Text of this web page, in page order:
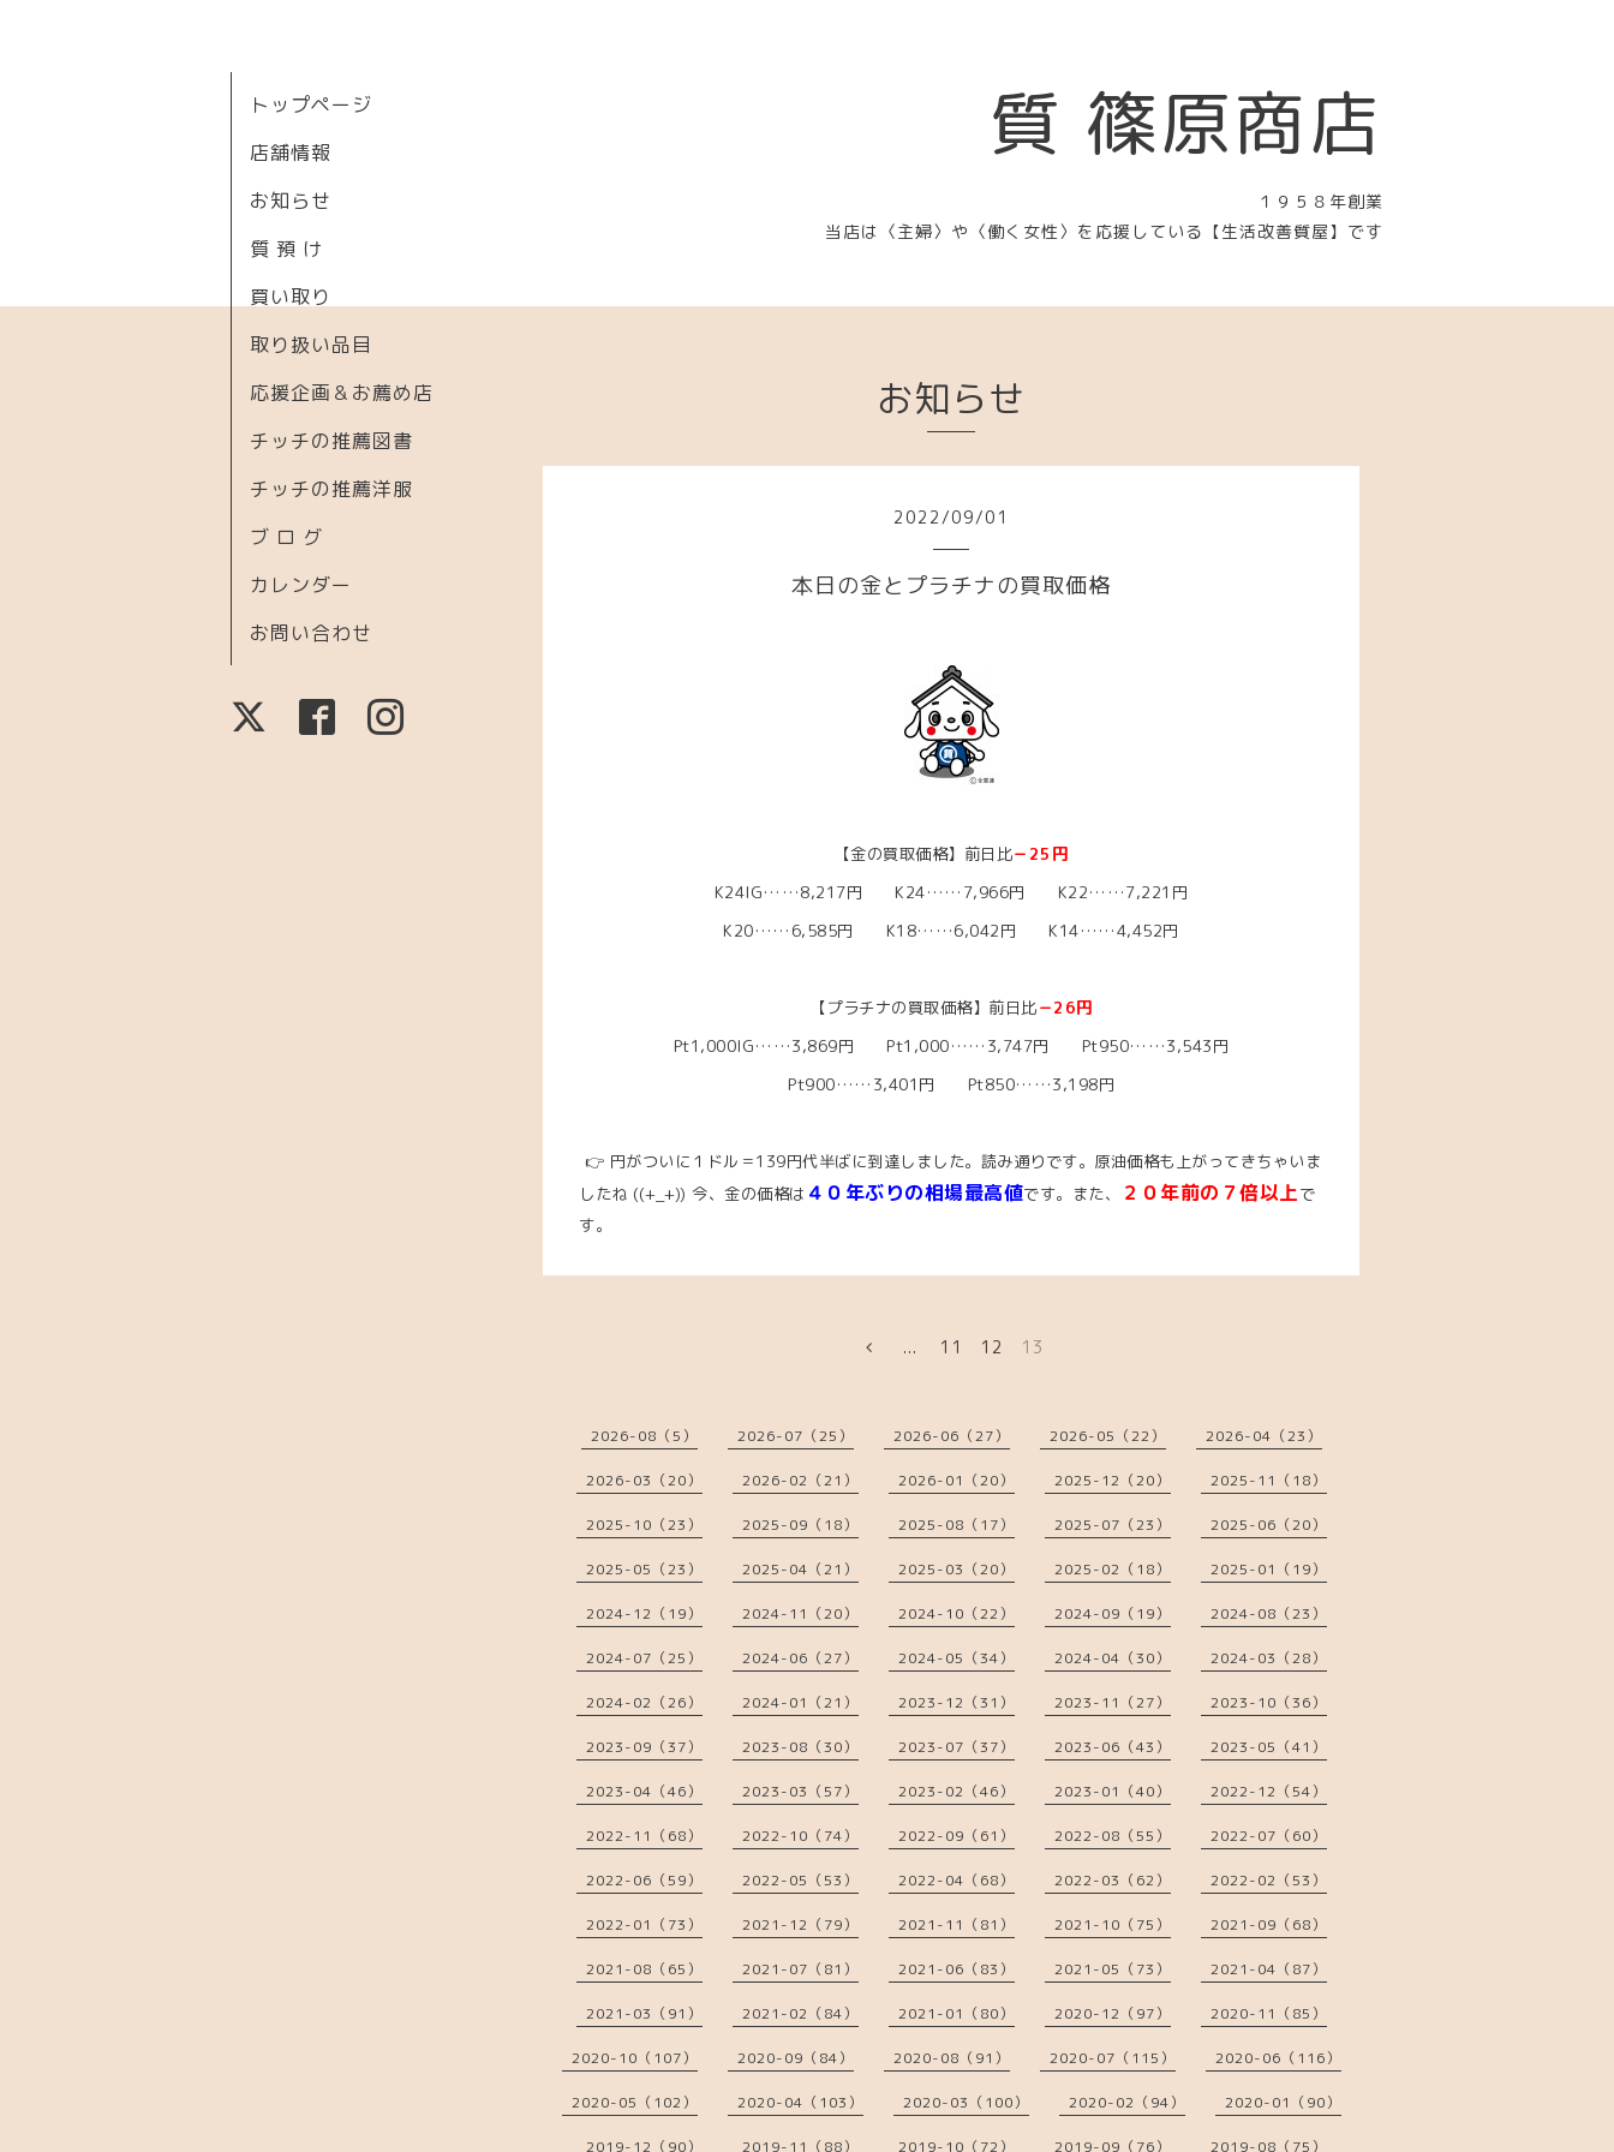
質 篠原商店
１９５８年創業
当店は〈主婦〉や〈働く女性〉を応援している【生活改善質屋】です
トップページ
店舗情報
お知らせ
質 預 け
買い取り
取り扱い品目
応援企画＆お薦め店
チッチの推薦図書
チッチの推薦洋服
ブ ロ グ
カレンダー
お問い合わせ
お知らせ
2022/09/01
本日の金とプラチナの買取価格
【金の買取価格】前日比－25円
K24IG……8,217円 K24……7,966円 K22……7,221円
K20……6,585円 K18……6,042円 K14……4,452円
【プラチナの買取価格】前日比－26円
Pt1,000IG……3,869円 Pt1,000……3,747円 Pt950……3,543円
Pt900……3,401円 Pt850……3,198円
👉 円がついに１ドル＝139円代半ばに到達しました。読み通りです。原油価格も上がってきちゃいま
したね ((+_+)) 今、 金の価格は ４０年ぶりの相場最高値です。また、 ２０年前の７倍以上で
す。
... 11 12 13
2026-08（5） 2026-07（25） 2026-06（27） 2026-05（22） 2026-04（23）
2026-03（20） 2026-02（21） 2026-01（20） 2025-12（20） 2025-11（18）
2025-10（23） 2025-09（18） 2025-08（17） 2025-07（23） 2025-06（20）
2025-05（23） 2025-04（21） 2025-03（20） 2025-02（18） 2025-01（19）
2024-12（19） 2024-11（20） 2024-10（22） 2024-09（19） 2024-08（23）
2024-07（25） 2024-06（27） 2024-05（34） 2024-04（30） 2024-03（28）
2024-02（26） 2024-01（21） 2023-12（31） 2023-11（27） 2023-10（36）
2023-09（37） 2023-08（30） 2023-07（37） 2023-06（43） 2023-05（41）
2023-04（46） 2023-03（57） 2023-02（46） 2023-01（40） 2022-12（54）
2022-11（68） 2022-10（74） 2022-09（61） 2022-08（55） 2022-07（60）
2022-06（59） 2022-05（53） 2022-04（68） 2022-03（62） 2022-02（53）
2022-01（73） 2021-12（79） 2021-11（81） 2021-10（75） 2021-09（68）
2021-08（65） 2021-07（81） 2021-06（83） 2021-05（73） 2021-04（87）
2021-03（91） 2021-02（84） 2021-01（80） 2020-12（97） 2020-11（85）
2020-10（107） 2020-09（84） 2020-08（91） 2020-07（115） 2020-06（116）
2020-05（102） 2020-04（103） 2020-03（100） 2020-02（94） 2020-01（90）
2019-12（90） 2019-11（88） 2019-10（72） 2019-09（76） 2019-08（75）